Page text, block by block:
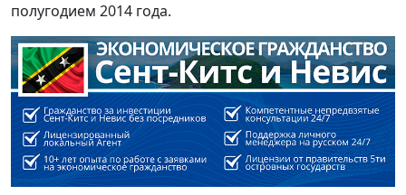
полугодием 2014 года.